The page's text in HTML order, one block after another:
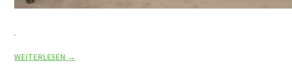
.
WEITERLESEN →